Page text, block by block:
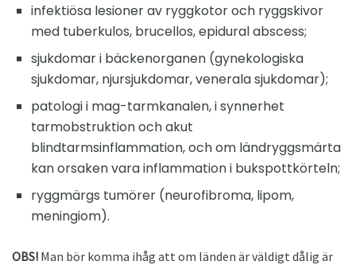
infektiösa lesioner av ryggkotor och ryggskivor
med tuberkulos, brucellos, epidural abscess;
sjukdomar i bäckenorganen (gynekologiska
sjukdomar, njursjukdomar, venerala sjukdomar);
patologi i mag-tarmkanalen, i synnerhet
tarmobstruktion och akut
blindtarmsinflammation, och om ländryggsmärta
kan orsaken vara inflammation i bukspottkörteln;
ryggmärgs tumörer (neurofibroma, lipom,
meningiom).
OBS! Man bör komma ihåg att om länden är väldigt dålig är